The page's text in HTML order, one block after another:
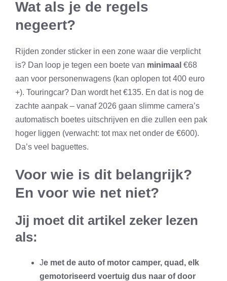
Wat als je de regels
negeert?
Rijden zonder sticker in een zone waar die verplicht
is? Dan loop je tegen een boete van minimaal €68
aan voor personenwagens (kan oplopen tot 400 euro
+). Touringcar? Dan wordt het €135. En dat is nog de
zachte aanpak – vanaf 2026 gaan slimme camera’s
automatisch boetes uitschrijven en die zullen een pak
hoger liggen (verwacht: tot max net onder de €600).
Da’s veel baguettes.
Voor wie is dit belangrijk?
En voor wie net niet?
Jij moet dit artikel zeker lezen
als:
Je met de auto of motor camper, quad, elk
gemotoriseerd voertuig dus naar of door